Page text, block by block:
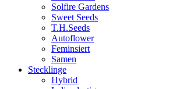
Solfire Gardens
Sweet Seeds
T.H.Seeds
Autoflower
Feminsiert
Samen
Stecklinge
Hybrid